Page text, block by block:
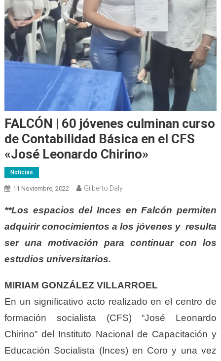
FALCÓN | 60 jóvenes culminan curso
de Contabilidad Básica en el CFS
«José Leonardo Chirino»
Noticias
11 Noviembre, 2022 Gilberto Daly
**Los espacios del Inces en Falcón permiten
adquirir conocimientos a los jóvenes y resulta
ser una motivación para continuar con los
estudios universitarios.
MIRIAM GONZÁLEZ VILLARROEL
En un significativo acto realizado en el centro de
formación socialista (CFS) “José Leonardo
Chirino” del Instituto Nacional de Capacitación y
Educación Socialista (Inces) en Coro y una vez